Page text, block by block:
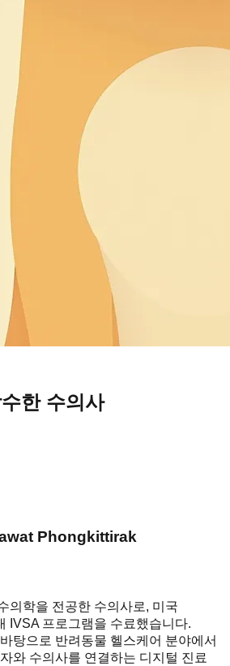
한 수의사
Phongkittirak
의학을 전공한 수의사로, 미국
IVSA 프로그램을 수료했습니다.
탕으로 반려동물 헬스케어 분야에서
와 수의사를 연결하는 디지털 진료